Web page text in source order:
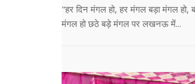
"हर दिन मंगल हो, हर मंगल बड़ा मंगल हो,
मंगल हो छठे बड़े मंगल पर लखनऊ में...